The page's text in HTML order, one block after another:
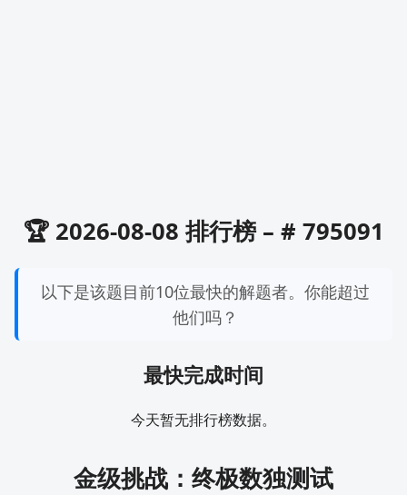
🏆 2026-08-08 排行榜 – # 795091
以下是该题目前10位最快的解题者。你能超过
他们吗？
最快完成时间
今天暂无排行榜数据。
金级挑战：终极数独测试